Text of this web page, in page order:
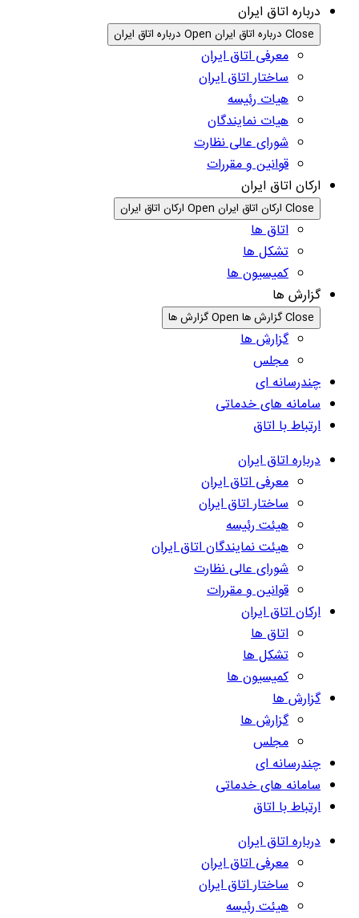
درباره اتاق ایران
Close درباره اتاق ایران Open درباره اتاق ایران
معرفی اتاق ایران
ساختار اتاق ایران
هیات رئیسه
هیات نمایندگان
شورای عالی نظارت
قوانین و مقررات
ارکان اتاق ایران
Close ارکان اتاق ایران Open ارکان اتاق ایران
اتاق ها
تشکل ها
کمیسیون ها
گزارش ها
Close گزارش ها Open گزارش ها
گزارش ها
مجلس
چندرسانه ای
سامانه های خدماتی
ارتباط با اتاق
درباره اتاق ایران
معرفی اتاق ایران
ساختار اتاق ایران
هیئت رئیسه
هیئت نمایندگان اتاق ایران
شورای عالی نظارت
قوانین و مقررات
ارکان اتاق ایران
اتاق ها
تشکل ها
کمیسیون ها
گزارش ها
گزارش ها
مجلس
چندرسانه ای
سامانه های خدماتی
ارتباط با اتاق
درباره اتاق ایران
معرفی اتاق ایران
ساختار اتاق ایران
هیئت رئیسه